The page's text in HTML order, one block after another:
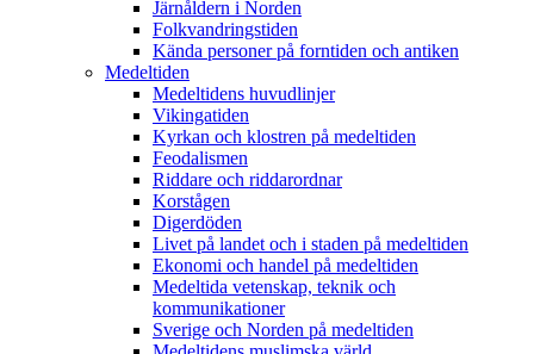
Järnåldern i Norden
Folkvandringstiden
Kända personer på forntiden och antiken
Medeltiden
Medeltidens huvudlinjer
Vikingatiden
Kyrkan och klostren på medeltiden
Feodalismen
Riddare och riddarordnar
Korstågen
Digerdöden
Livet på landet och i staden på medeltiden
Ekonomi och handel på medeltiden
Medeltida vetenskap, teknik och
kommunikationer
Sverige och Norden på medeltiden